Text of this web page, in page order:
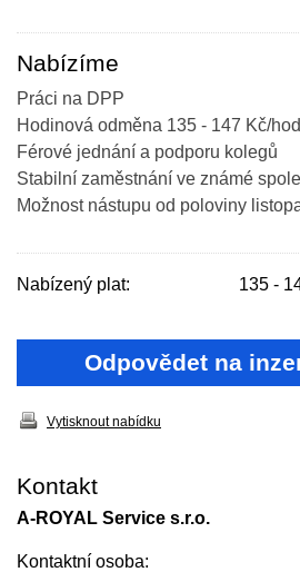
Nabízíme
Práci na DPP
Hodinová odměna 135 - 147 Kč/
Férové jednání a podporu kolegů
Stabilní zaměstnání ve známé
Možnost nástupu od poloviny
Nabízený plat: 135 -
Odpovědet na
Vytisknout nabídku
Kontakt
A-ROYAL Service s.r.o.
Kontaktní osoba: